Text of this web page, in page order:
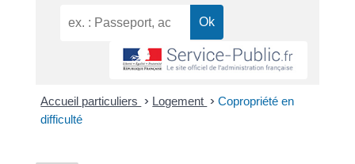
Accueil particuliers > Logement > Copropriété en
difficulté